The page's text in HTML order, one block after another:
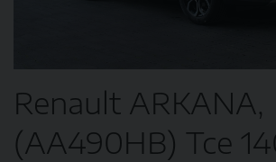
Renault ARKANA,
(AA490HB) Tce